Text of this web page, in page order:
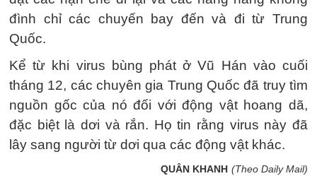
đình chỉ các chuyến bay đến và đi từ Trung
Quốc.
Kể từ khi virus bùng phát ở Vũ Hán vào cuối
tháng 12, các chuyên gia Trung Quốc đã truy tìm
nguồn gốc của nó đối với động vật hoang dã,
đặc biệt là dơi và rắn. Họ tin rằng virus này đã
lây sang người từ dơi qua các động vật khác.
QUÂN KHANH (Theo Daily Mail)